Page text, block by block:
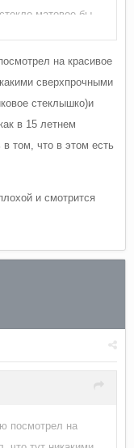
матовое бы
на красивое
сверхпрочными
стеклышко)и
в 15 летнем
том, что в этом есть
и смотрится
посмотрел на